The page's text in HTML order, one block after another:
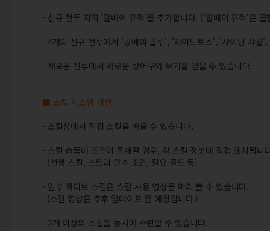
- 신규 전투 지역 '알베이 유적'를 추가합니다. ('알베이 유적'은
- 4개의 신규 전투에서 '공예의 콜루', '라이노토스', '샤이닝 샤칼
- 새로운 전투에서 새로운 방어구와 무기를 얻을 수 있습니다.
■ 스킬 시스템 개편
- 스킬창에서 직접 스킬을 배울 수 있습니다.
- 스킬 습득에 조건이 존재할 경우, 각 스킬 정보에 직접 표시됩니
(선행 스킬, 스토리 완수 조건, 필요 골드 등)
- 일부 액티브 스킬은 스킬 사용 영상을 미리 볼 수 있습니다.
(스킬 영상은 추후 업데이트 할 예정입니다.)
- 2개 이상의 스킬을 동시에 수련할 수 있습니다.